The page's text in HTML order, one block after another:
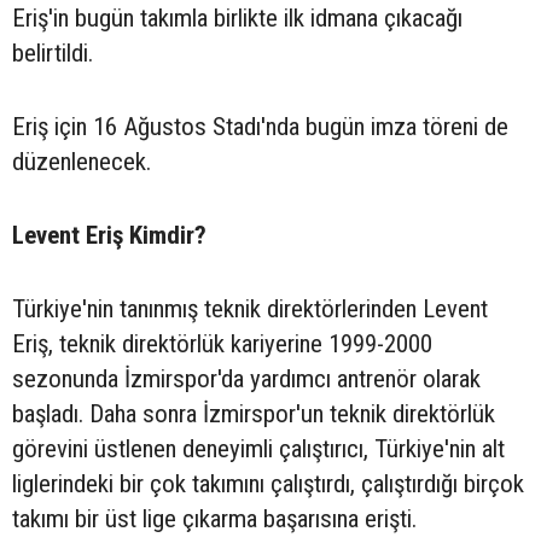
Eriş'in bugün takımla birlikte ilk idmana çıkacağı
belirtildi.
Eriş için 16 Ağustos Stadı'nda bugün imza töreni de
düzenlenecek.
Levent Eriş Kimdir?
Türkiye'nin tanınmış teknik direktörlerinden Levent
Eriş, teknik direktörlük kariyerine 1999-2000
sezonunda İzmirspor'da yardımcı antrenör olarak
başladı. Daha sonra İzmirspor'un teknik direktörlük
görevini üstlenen deneyimli çalıştırıcı, Türkiye'nin alt
liglerindeki bir çok takımını çalıştırdı, çalıştırdığı birçok
takımı bir üst lige çıkarma başarısına erişti.